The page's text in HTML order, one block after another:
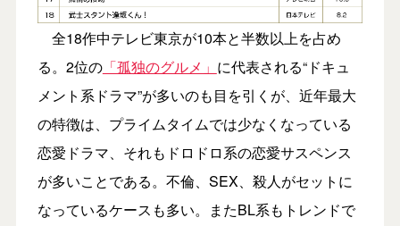
全18作中テレビ東京が10本と半数以上を占め
る。2位の「孤独のグルメ」 に代表される“ドキュ
メント系ドラマ”が多いのも目を引くが、近年最大
の特徴は、プライムタイムでは少なくなっている
恋愛ドラマ、それもドロドロ系の恋愛サスペンス
が多いことである。不倫、SEX、殺人がセットに
なっているケースも多い。またBL系もトレンドで